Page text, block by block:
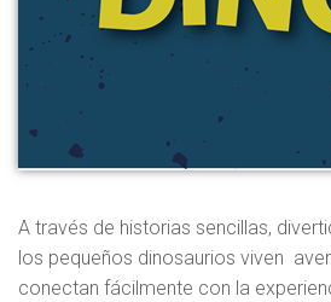
A través de historias sencillas,
los pequeños dinosaurios viven
conectan fácilmente con la